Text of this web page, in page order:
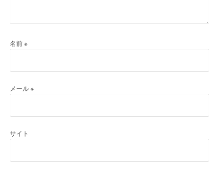
名前 ※
メール ※
サイト